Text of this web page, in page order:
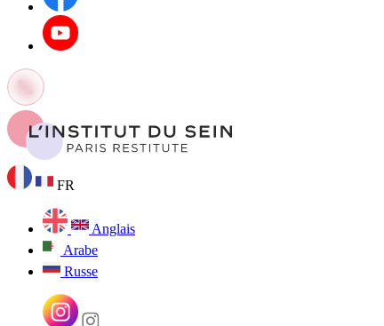
FR
Anglais
Arabe
Russe